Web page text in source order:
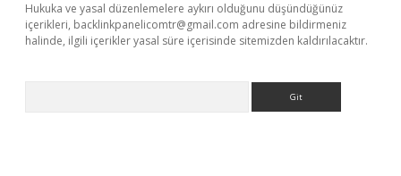
Hukuka ve yasal düzenlemelere aykırı olduğunu düşündüğünüz
içerikleri, backlinkpanelicomtr@gmail.com adresine bildirmeniz
halinde, ilgili içerikler yasal süre içerisinde sitemizden kaldırılacaktır.